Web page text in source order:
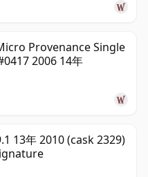
Provenance Single
2006 14年
13年 2010 (cask 2329)